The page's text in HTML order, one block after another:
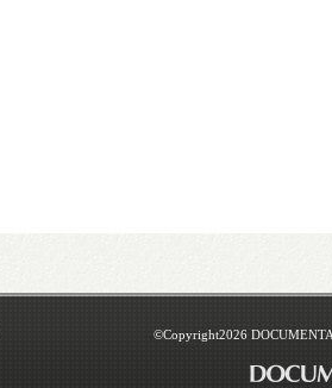
©Copyright2026